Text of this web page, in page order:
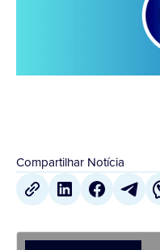
Compartilhar Notícia